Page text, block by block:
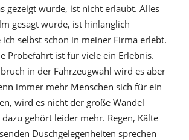
gezeigt wurde, ist nicht erlaubt. Alles
gesagt wurde, ist hinlänglich
ich selbst schon in meiner Firma erlebt.
Probefahrt ist für viele ein Erlebnis.
in der Fahrzeugwahl wird es aber
immer mehr Menschen sich für ein
wird es nicht der große Wandel
gehört leider mehr. Regen, Kälte
Duschgelegenheiten sprechen